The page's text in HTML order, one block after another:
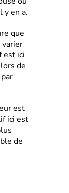
y en a.
que
varier
est ici
de
est
ici est
de